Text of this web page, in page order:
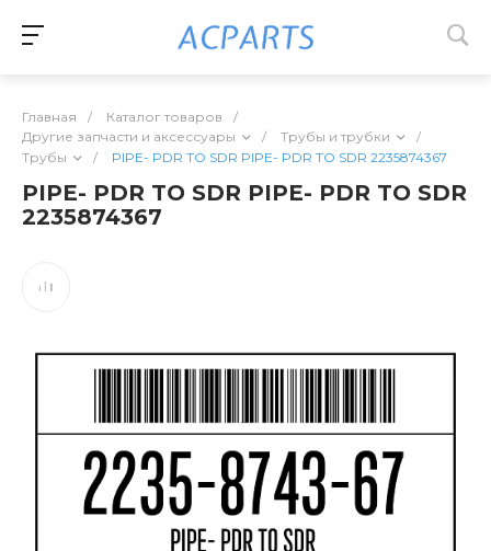
Главная / Каталог товаров
/
Другие запчасти и аксессуары
/ Трубы и трубки
/
Трубы
/ PIPE- PDR TO SDR PIPE- PDR TO SDR 2235874367
PIPE- PDR TO SDR PIPE- PDR TO SDR
2235874367